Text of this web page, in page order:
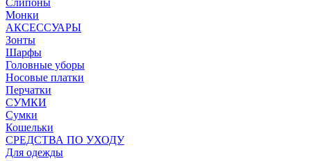
Слипоны
Монки
АКСЕССУАРЫ
Зонты
Шарфы
Головные уборы
Носовые платки
Перчатки
СУМКИ
Сумки
Кошельки
CРЕДСТВА ПО УХОДУ
Для одежды